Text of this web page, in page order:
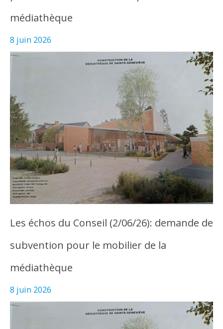
médiathèque
8 juin 2026
Les échos du Conseil (2/06/26): demande de
subvention pour le mobilier de la
médiathèque
8 juin 2026